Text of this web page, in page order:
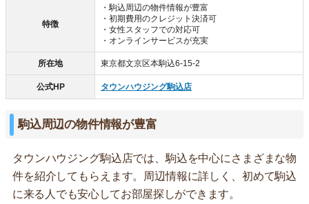
特徴
・駒込周辺の物件情報が豊富
・初期費用のクレジット決済可
・女性スタッフでの対応可
・オンラインサービスが充実
所在地 東京都文京区本駒込6-15-2
公式HP タウンハウジング駒込店
駒込周辺の物件情報が豊富
タウンハウジング駒込店では、駒込を中心にさまざまな物
件を紹介してもらえます。周辺情報に詳しく、初めて駒込
に来る人でも安心してお部屋探しができます。